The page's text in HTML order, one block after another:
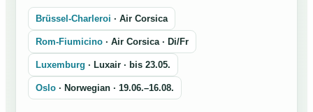
Brüssel-Charleroi · Air Corsica
Rom-Fiumicino · Air Corsica · Di/Fr
Luxemburg · Luxair · bis 23.05.
Oslo · Norwegian · 19.06.–16.08.